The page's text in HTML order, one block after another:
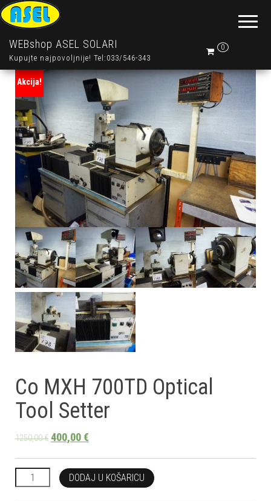
WEBshop ASEL SOLARI
Kupujte najpovoljnije! Tel:033/546-343
0
Akcija!
Co MXH 700TD Optical
Tool Setter
1250,00€ 400,00€
Co MXH 700TD Optical Tool Setter količina
DODAJ U KOŠARICU